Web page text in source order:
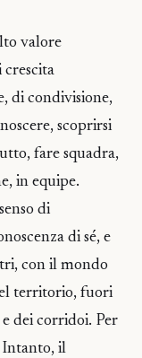
valore
di condivisione,
scoprirsi
fare squadra,
in equipe.
di
di sé, e
con il mondo
territorio, fuori
e dei corridoi. Per
Intanto, il